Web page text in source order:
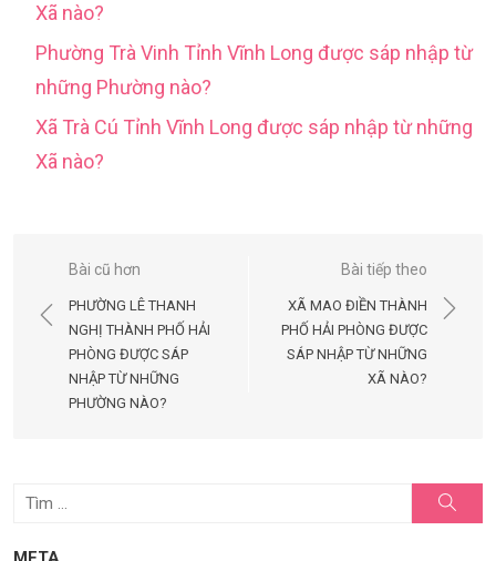
Xã nào?
Phường Trà Vinh Tỉnh Vĩnh Long được sáp nhập từ
những Phường nào?
Xã Trà Cú Tỉnh Vĩnh Long được sáp nhập từ những
Xã nào?
Điều
hướng
bài
viết
Bài cũ hơn
PHƯỜNG LÊ THANH
NGHỊ THÀNH PHỐ HẢI
PHÒNG ĐƯỢC SÁP
NHẬP TỪ NHỮNG
PHƯỜNG NÀO?
Bài tiếp theo
XÃ MAO ĐIỀN THÀNH
PHỐ HẢI PHÒNG ĐƯỢC
SÁP NHẬP TỪ NHỮNG
XÃ NÀO?
Tìm
quả
kiếm